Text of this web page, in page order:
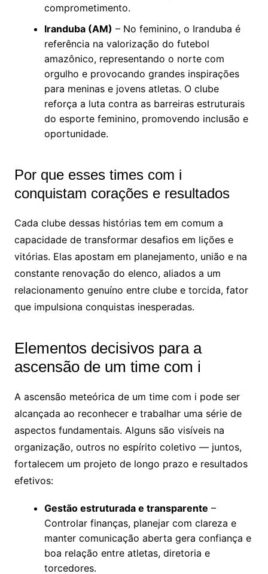
comprometimento.
Iranduba (AM) – No feminino, o Iranduba é
referência na valorização do futebol
amazônico, representando o norte com
orgulho e provocando grandes inspirações
para meninas e jovens atletas. O clube
reforça a luta contra as barreiras estruturais
do esporte feminino, promovendo inclusão e
oportunidade.
Por que esses times com i
conquistam corações e resultados
Cada clube dessas histórias tem em comum a
capacidade de transformar desafios em lições e
vitórias. Elas apostam em planejamento, união e na
constante renovação do elenco, aliados a um
relacionamento genuíno entre clube e torcida, fator
que impulsiona conquistas inesperadas.
Elementos decisivos para a
ascensão de um time com i
A ascensão meteórica de um time com i pode ser
alcançada ao reconhecer e trabalhar uma série de
aspectos fundamentais. Alguns são visíveis na
organização, outros no espírito coletivo — juntos,
fortalecem um projeto de longo prazo e resultados
efetivos:
Gestão estruturada e transparente –
Controlar finanças, planejar com clareza e
manter comunicação aberta gera confiança e
boa relação entre atletas, diretoria e
torcedores.